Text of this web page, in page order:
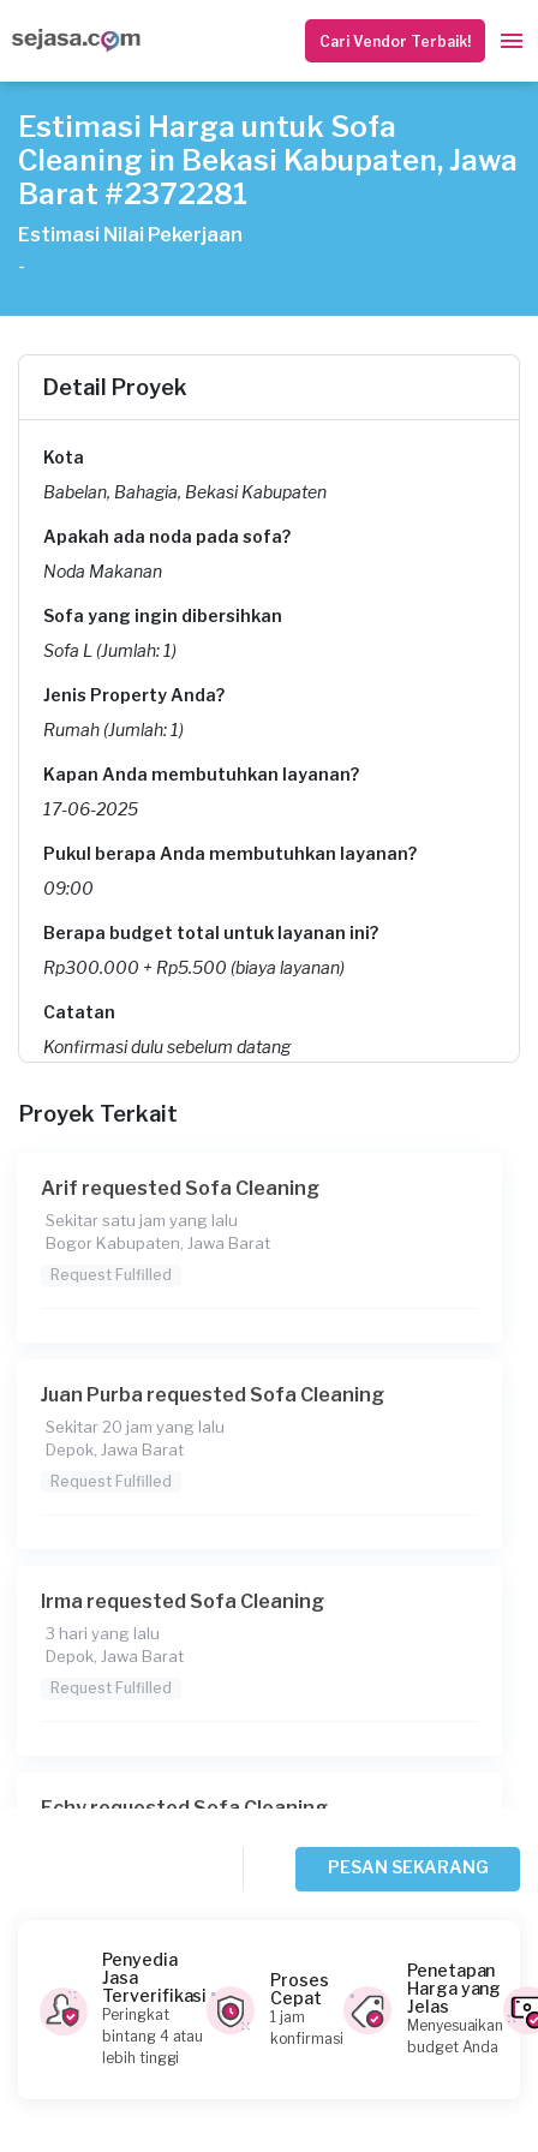
Cari Vendor Terbaik!
Estimasi Harga untuk Sofa
Cleaning in Bekasi Kabupaten, Jawa
Barat #2372281
Estimasi Nilai Pekerjaan
-
Detail Proyek
Kota
Babelan, Bahagia, Bekasi Kabupaten
Apakah ada noda pada sofa?
Noda Makanan
Sofa yang ingin dibersihkan
Sofa L (Jumlah: 1)
Jenis Property Anda?
Rumah (Jumlah: 1)
Kapan Anda membutuhkan layanan?
17-06-2025
Pukul berapa Anda membutuhkan layanan?
09:00
Berapa budget total untuk layanan ini?
Rp300.000 + Rp5.500 (biaya layanan)
Catatan
Konfirmasi dulu sebelum datang
Proyek Terkait
Arif requested Sofa Cleaning
Sekitar satu jam yang lalu
Bogor Kabupaten, Jawa Barat
Request Fulfilled
Juan Purba requested Sofa Cleaning
Sekitar 20 jam yang lalu
Depok, Jawa Barat
Request Fulfilled
Irma requested Sofa Cleaning
3 hari yang lalu
Depok, Jawa Barat
Request Fulfilled
Echy requested Sofa Cleaning
Indah requested Sofa Cleaning
4 hari yang lalu
Depok, Jawa Barat
PESAN SEKARANG
Penyedia
Jasa
Terverifikasi
Peringkat
bintang 4 atau
lebih tinggi
Proses
Cepat
1 jam
konfirmasi
Penetapan
Harga yang
Jelas
Menyesuaikan
budget Anda